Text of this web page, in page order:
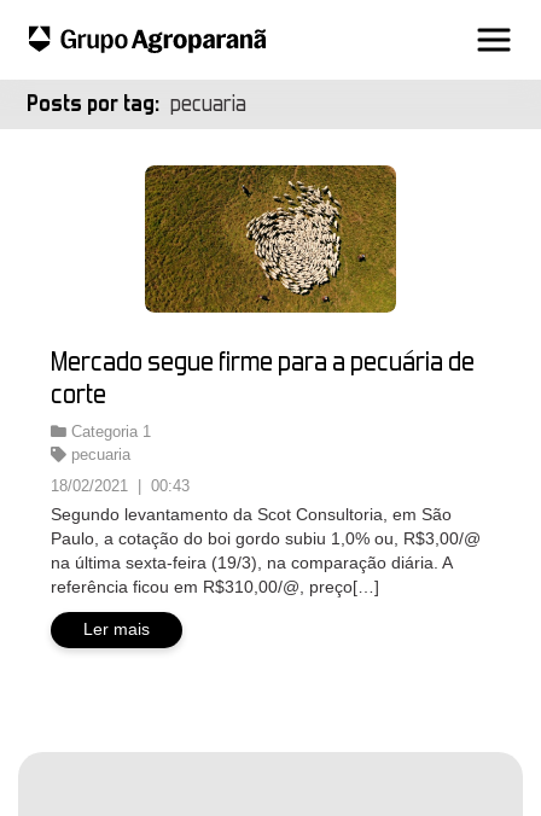
Posts por tag: pecuaria
Mercado segue firme para a pecuária de
corte
Categoria 1
pecuaria
18/02/2021 | 00:43
Segundo levantamento da Scot Consultoria, em São
Paulo, a cotação do boi gordo subiu 1,0% ou, R$3,00/@
na última sexta-feira (19/3), na comparação diária. A
referência ficou em R$310,00/@, preço[…]
Ler mais